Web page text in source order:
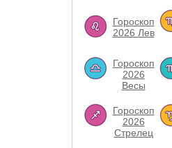
Гороскоп
2026 Лев
Гороскоп
2026
Весы
Гороскоп
2026
Стрелец